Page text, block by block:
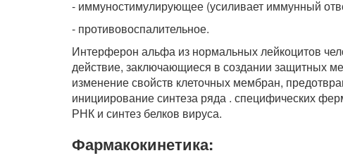
- иммуностимулирующее (усиливает иммунный
- противовоспалительное.
Интерферон альфа из нормальных лейкоцитов
действие, заключающиеся в создании защитных
изменение свойств клеточных мембран,
инициирование синтеза ряда . специфических
РНК и синтез белков вируса.
Фармакокинетика: